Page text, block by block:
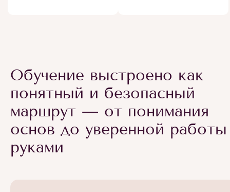
Обучение выстроено как
понятный и безопасный
маршрут — от понимания
основ до уверенной работы
руками